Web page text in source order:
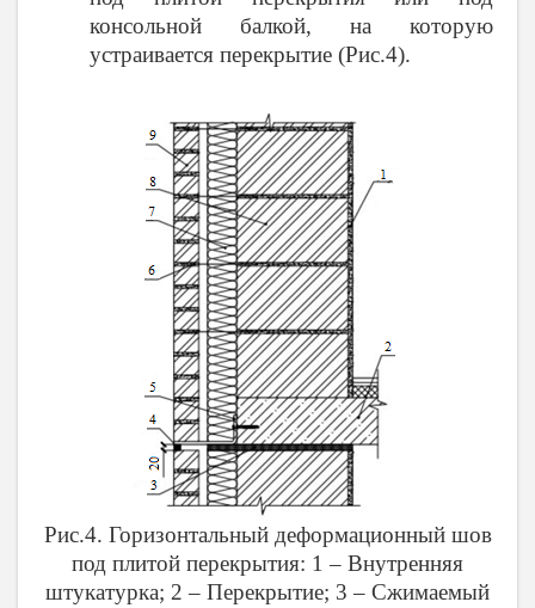
консольной балкой, на которую
устраивается перекрытие (Рис.4).
Рис.4. Горизонтальный деформационный шов
под плитой перекрытия: 1 – Внутренняя
штукатурка; 2 – Перекрытие; 3 – Сжимаемый